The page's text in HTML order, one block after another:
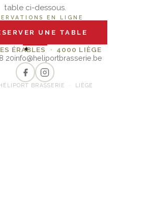
table ci-dessous.
EN LIGNE
UNE TABLE
✦
ÉRABLES · 4000 LIÈGE
20info@heliportbrasserie.be
BRASSERIE · LIÈGE